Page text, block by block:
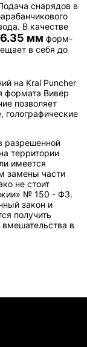
снарядов в
В качестве
6.35 мм форм-
в себя до
на Kral Puncher
формата Вивер
позволяет
голографические
разрешенной
территории
имеется
замены части
не стоит
№ 150 - ФЗ.
закон и
получить
в